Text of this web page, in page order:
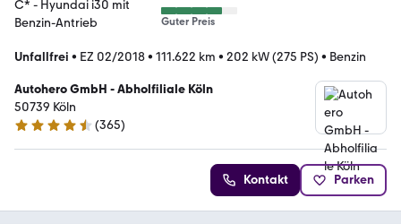
*NAV*LED*TEMPO*PDC*
Guter Preis
Unfallfrei • EZ 02/2018• 111.622 km • 202 kW (275 PS) • Benzin
Autohero GmbH - Abholfiliale Köln
50739 Köln
4.6 Sterne
(365)
Kontakt Parken